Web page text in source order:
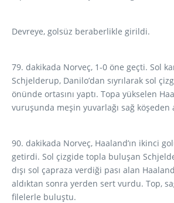
Devreye, golsüz beraberlikle girildi.
79. dakikada Norveç, 1-0 öne geçti. Sol
Schjelderup, Danilo’dan sıyrılarak sol
önünde ortasını yaptı. Topa yükselen
vuruşunda meşin yuvarlağı sağ
90. dakikada Norveç, Haaland’ın ikinci
getirdi. Sol çizgide topla buluşan
dışı sol çapraza verdiği pası alan
aldıktan sonra yerden sert vurdu. Top,
filelerle buluştu.